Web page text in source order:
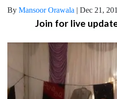
By Mansoor Orawala | Dec 21,
Join for live